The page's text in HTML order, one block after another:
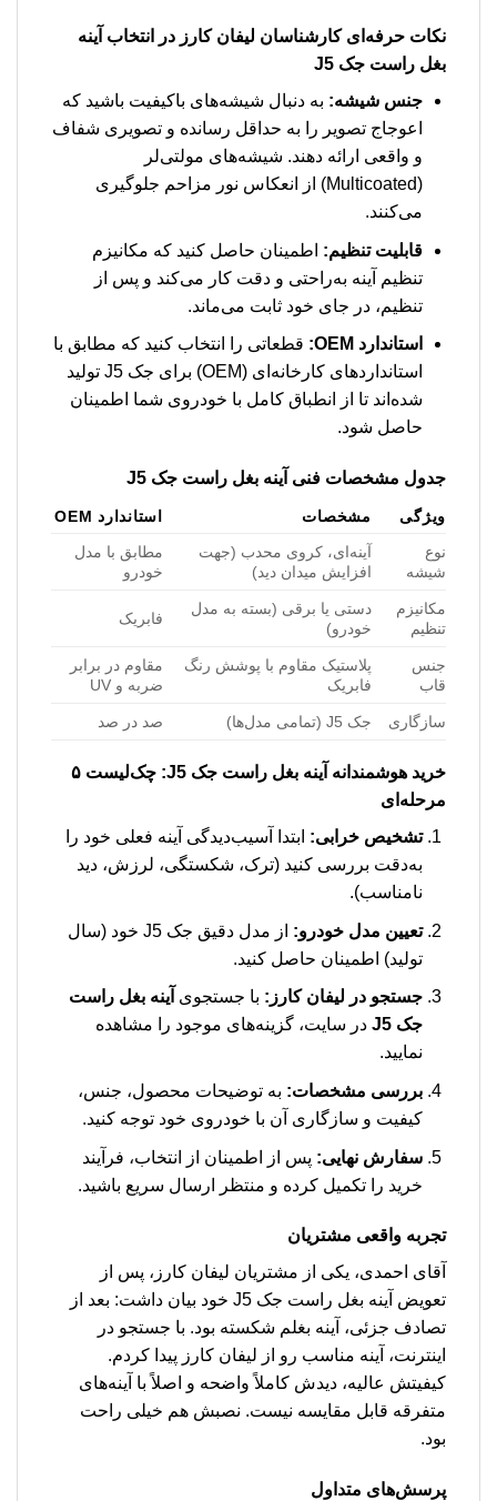
نکات حرفه‌ای کارشناسان لیفان کارز در انتخاب آینه
بغل راست جک J5
جنس شیشه: به دنبال شیشه‌های باکیفیت باشید که
اعوجاج تصویر را به حداقل رسانده و تصویری شفاف
و واقعی ارائه دهند. شیشه‌های مولتی‌لر
(Multicoated) از انعکاس نور مزاحم جلوگیری
می‌کنند.
قابلیت تنظیم: اطمینان حاصل کنید که مکانیزم
تنظیم آینه به‌راحتی و دقت کار می‌کند و پس از
تنظیم، در جای خود ثابت می‌ماند.
استاندارد OEM:
قطعاتی را انتخاب کنید که مطابق با
استانداردهای کارخانه‌ای (OEM) برای جک J5 تولید
شده‌اند تا از انطباق کامل با خودروی شما اطمینان
حاصل شود.
جدول مشخصات فنی آینه بغل راست جک J5
ویژگی مشخصات
استاندارد OEM
نوع
شیشه
آینه‌ای، کروی محدب (جهت
افزایش میدان دید)
مطابق با مدل
خودرو
مکانیزم
تنظیم
دستی یا برقی (بسته به مدل
خودرو)
فابریک
جنس
قاب
پلاستیک مقاوم با پوشش رنگ
فابریک
مقاوم در برابر
ضربه و UV
سازگاری جک J5 (تمامی مدل‌ها) صد در صد
خرید هوشمندانه آینه بغل راست جک J5: چک‌لیست ۵
مرحله‌ای
تشخیص خرابی: ابتدا آسیب‌دیدگی آینه فعلی خود را
به‌دقت بررسی کنید (ترک، شکستگی، لرزش، دید
نامناسب).
تعیین مدل خودرو:
از مدل دقیق جک J5 خود (سال
تولید) اطمینان حاصل کنید.
جستجو در لیفان کارز: با جستجوی آینه بغل راست
جک J5
در سایت، گزینه‌های موجود را مشاهده
نمایید.
بررسی مشخصات: به توضیحات محصول، جنس،
کیفیت و سازگاری آن با خودروی خود توجه کنید.
سفارش نهایی: پس از اطمینان از انتخاب، فرآیند
خرید را تکمیل کرده و منتظر ارسال سریع باشید.
تجربه واقعی مشتریان
آقای احمدی، یکی از مشتریان لیفان کارز، پس از
تعویض آینه بغل راست جک J5 خود بیان داشت: بعد از
تصادف جزئی، آینه بغلم شکسته بود. با جستجو در
اینترنت، آینه مناسب رو از لیفان کارز پیدا کردم.
کیفیتش عالیه، دیدش کاملاً واضحه و اصلاً با آینه‌های
متفرقه قابل مقایسه نیست. نصبش هم خیلی راحت
بود.
پرسش‌های متداول